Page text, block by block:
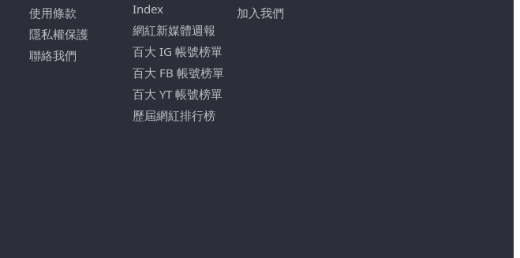
使用條款
隱私權保護
聯絡我們
Index
網紅新媒體週報
百大 IG 帳號榜單
百大 FB 帳號榜單
百大 YT 帳號榜單
歷屆網紅排行榜
加入我們